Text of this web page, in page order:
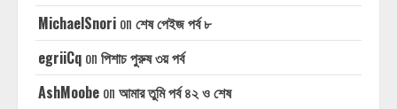
MichaelSnori on শেষ পেইজ পর্ব ৮
egriiCq on পিশাচ পুরুষ ৩য় পর্ব
AshMoobe on আমার তুমি পর্ব ৪২ ও শেষ